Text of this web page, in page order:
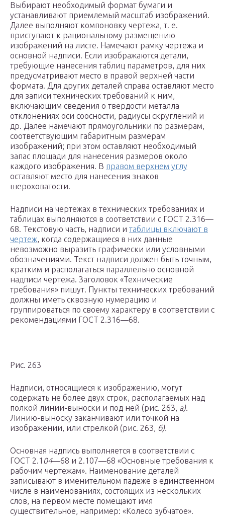
Выбирают необходимый формат бумаги и
устанавливают приемлемый масштаб изображений.
Далее выполняют компоновку чертежа, т. е.
приступают к рациональному размещению
изображений на листе. Намечают рамку чертежа и
основной надписи. Если изображаются детали,
требующие нанесения таблиц параметров, для них
предусматривают место в правой верхней части
формата. Для других деталей справа оставляют место
для записи технических требований к ним,
включающим сведения о твердости металла
отклонениях оси соосности, радиусы скруглений и
др. Далее намечают прямоугольники по размерам,
соответствующим габаритным размерам
изображений; при этом оставляют необходимый
запас площади для нанесения размеров около
каждого изображения. В правом верхнем углу
оставляют место для нанесения знаков
шероховатости.
Надписи на чертежах в технических требованиях и
таблицах выполняются в соответствии с ГОСТ 2.316—
68. Текстовую часть, надписи и таблицы включают в
чертеж, когда содержащиеся в них данные
невозможно выразить графически или условными
обозначениями. Текст надписи должен быть точным,
кратким и располагаться параллельно основной
надписи чертежа. Заголовок «Технические
требования» пишут. Пункты технических требований
должны иметь сквозную нумерацию и
группироваться по своему характеру в соответствии с
рекомендациями ГОСТ 2.316—68.
Рис. 263
Надписи, относящиеся к изображению, могут
содержать не более двух строк, располагаемых над
полкой линии-выноски и под ней (рис. 263, а).
Линию-выноску заканчивают или точкой на
изображении, или стрелкой (рис. 263, б).
Основная надпись выполняется в соответствии с
ГОСТ 2.1 04—68 и 2.107—68 «Основные требования к
рабочим чертежам». Наименование деталей
записывают в именительном падеже в единственном
числе в наименованиях, состоящих из нескольких
слов, на первом месте помещают имя
существительное, например: «Колесо зубчатое».